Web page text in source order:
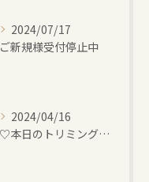
2024/07/17
ご新規様受付停止中
2024/04/16
♡本日のトリミング♡⁠~岡崎トリミングサロン~